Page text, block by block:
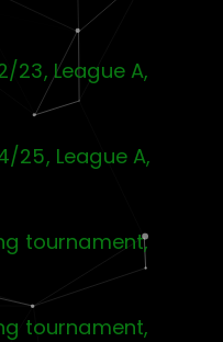
23, League A,
25, League A,
tournament,
tournament,